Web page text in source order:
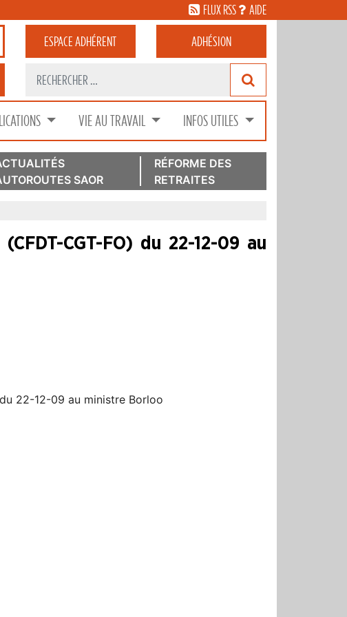
FLUX RSS AIDE
ESPACEADHÉRENT ADHÉSION
VIE AU TRAVAIL INFOS UTILES
SAOR
RÉFORME DES
RETRAITES
CGT-FO) du 22-12-09 au
22-12-09 au ministre Borloo